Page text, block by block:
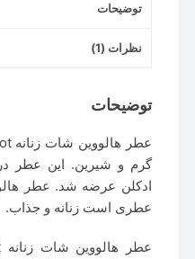
عدد
توضیحات
نظرات (1)
توضیحات
عطری است زنانه و جذاب.